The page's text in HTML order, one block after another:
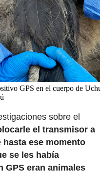
GPS en el cuerpo de
sobre el
el transmisor a
hasta ese momento
se les había
GPS eran animales